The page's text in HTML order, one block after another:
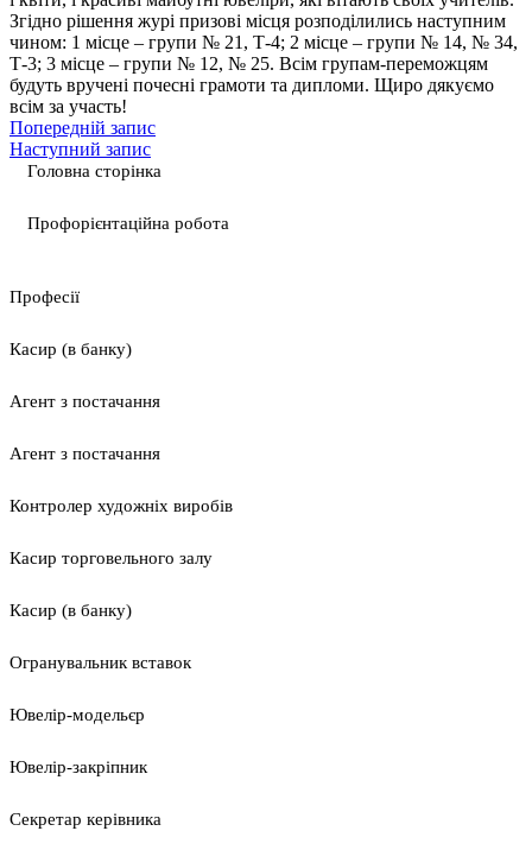
Згідно рішення журі призові місця розподілились наступним
чином: 1 місце – групи № 21, Т-4; 2 місце – групи № 14, № 34,
Т-3; 3 місце – групи № 12, № 25. Всім групам-переможцям
будуть вручені почесні грамоти та дипломи. Щиро дякуємо
всім за участь!
Попередній запис
Наступний запис
Головна сторінка
Профорієнтаційна робота
Професії
Касир (в банку)
Агент з постачання
Агент з постачання
Контролер художніх виробів
Касир торговельного залу
Касир (в банку)
Огранувальник вставок
Ювелір-модельєр
Ювелір-закріпник
Секретар керівника